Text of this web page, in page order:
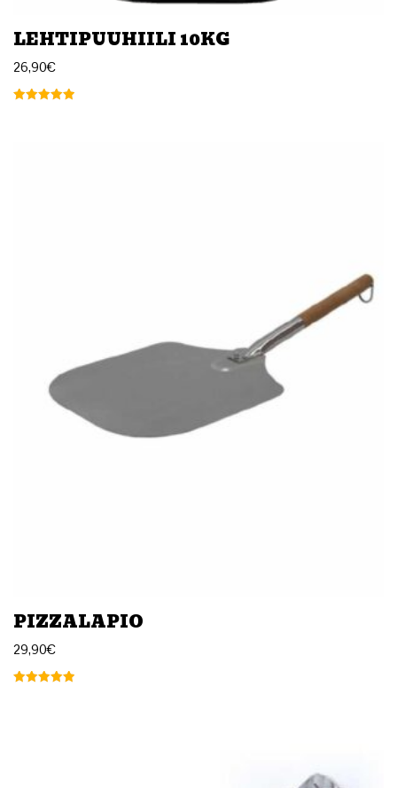
LEHTIPUUHIILI 10KG
26,90€
PIZZALAPIO
29,90€